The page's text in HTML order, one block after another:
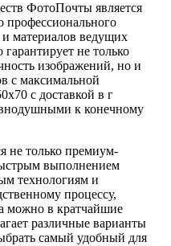
ФотоПочты является
профессионального
материалов ведущих
не только
изображений, но и
с максимальной
с доставкой в г
к конечному
не только премиум-
выполнением
технологиям и
процессу,
можно в кратчайшие
различные варианты
самый удобный для